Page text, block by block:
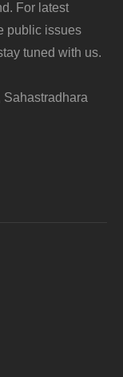
For latest
public issues
tuned with us.
Sahastradhara